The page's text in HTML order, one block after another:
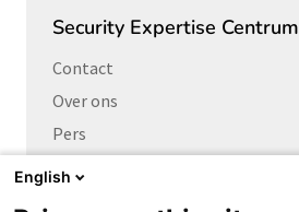
Security Expertise Centrum
Contact
Over ons
Pers
Vacatures
English